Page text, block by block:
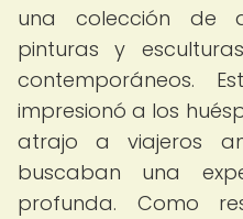
una colección de
pinturas y
contemporáneos.
impresionó a los
atrajo a viajeros
buscaban una
profunda. Como